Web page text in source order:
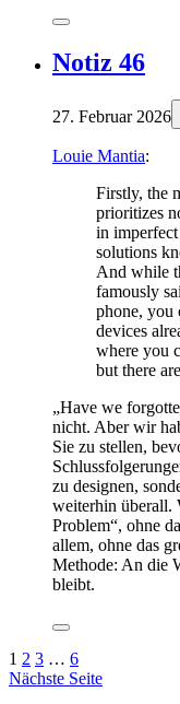
Notiz 46
27. Februar 2026
Louie Mantia:
Firstly, the
prioritizes
in imperfect
solutions
And while
famously
phone, you
devices
where you
but there
„Have we
nicht. Aber wir
Sie zu stellen,
zu designen,
weiterhin überall.
Problem“, ohne
allem, ohne das
Methode: An die
bleibt.
1 2 3 … 6
Nächste Seite